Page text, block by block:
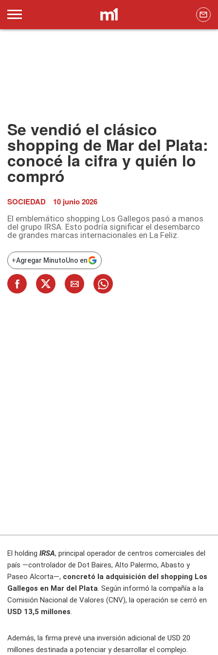
Se vendió el clásico
shopping de Mar del Plata:
conocé la cifra y quién lo
compró
SOCIEDAD 10 junio 2026
El emblemático shopping Los Gallegos pasó a manos
del grupo IRSA. Esto podría significar el desembarco
de grandes marcas internacionales en La Feliz.
+Agregar MinutoUno en
El holding IRSA, principal operador de centros comerciales del
país —controlador de Dot Baires, Alto Palermo, Abasto y
Paseo Alcorta—, concretó la adquisición del shopping Los
Gallegos en Mar del Plata. Según informó la compañía a la
Comisión Nacional de Valores (CNV), la operación se cerró en
USD 13,5 millones.
Además, la firma prevé una inversión adicional de USD 20
millones destinada a potenciar y desarrollar el complejo.